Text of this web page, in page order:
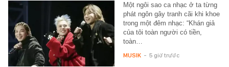
Một ngôi sao ca nhạc ở ta từng
phát ngôn gây tranh cãi khi khoe
trong một đêm nhạc: “Khán giả
của tôi toàn người có tiền,
toàn…
MUSIK - 5 giờ trước